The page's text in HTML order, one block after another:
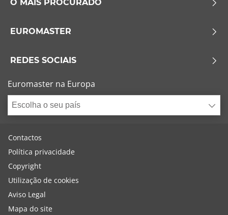
O MAIS PROCURADO
EUROMASTER
REDES SOCIAIS
Euromaster na Europa
Escolha o seu país
Contactos
Política privacidade
Copyright
Utilização de cookies
Aviso Legal
Mapa do site